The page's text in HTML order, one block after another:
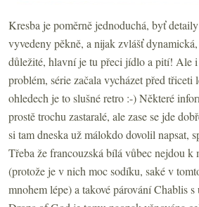
Kresba je poměrně jednoduchá, byť
vyvedeny pěkně, a nijak zvlášť
důležité, hlavní je tu přeci jídlo a pití! Ale
problém, série začala vycházet před třiceti
ohledech je to slušné retro :-) Některé
prostě trochu zastaralé, ale zase se jde
si tam dneska už málokdo dovolil napsat,
Třeba že francouzská bílá vůbec nejdou k
(protože je v nich moc sodíku, saké v
mnohem lépe) a takové párování Chablis